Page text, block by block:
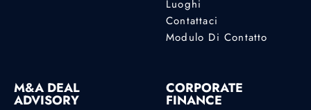
Luoghi
Contattaci
Modulo Di Contatto
M&A DEAL
ADVISORY
CORPORATE
FINANCE